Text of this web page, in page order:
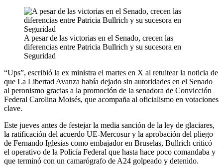
A pesar de las victorias en el Senado, crecen las
diferencias entre Patricia Bullrich y su sucesora en
Seguridad
“Ups”, escribió la ex ministra el martes en X al retuitear la noticia de
que La Libertad Avanza había dejado sin autoridades en el Senado
al peronismo gracias a la promoción de la senadora de Convicción
Federal Carolina Moisés, que acompaña al oficialismo en votaciones
clave.
Este jueves antes de festejar la media sanción de la ley de glaciares,
la ratificación del acuerdo UE-Mercosur y la aprobación del pliego
de Fernando Iglesias como embajador en Bruselas, Bullrich criticó
el operativo de la Policía Federal que hasta hace poco comandaba y
que terminó con un camarógrafo de A24 golpeado y detenido.